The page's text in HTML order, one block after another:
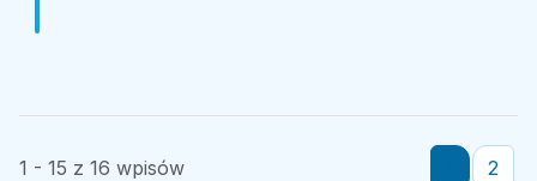
1 - 15 z 16 wpisów 2